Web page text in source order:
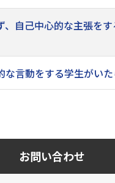
、自己中心的な主張を
な言動をする学生がいた
お問い合わせ